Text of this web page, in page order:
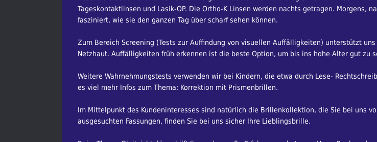
Tageskontaktlinsen und Lasik-OP. Die Ortho-K Linsen werden nachts getragen. Morgens,
fasziniert, wie sie den ganzen Tag über scharf sehen können.
Zum Bereich Screening (Tests zur Auffindung von visuellen Auffälligkeiten) unterstützt
Netzhaut. Auffälligkeiten früh erkennen ist die beste Option, um bis ins hohe Alter gut zu
Weitere Wahrnehmungstests verwenden wir bei Kindern, die etwa durch Lese-
es viel mehr Infos zum Thema: Korrektion mit Prismenbrillen.
Im Mittelpunkt des Kundeninteresses sind natürlich die Brillenkollektion, die Sie bei uns
ausgesuchten Fassungen, finden Sie bei uns sicher Ihre Lieblingsbrille.